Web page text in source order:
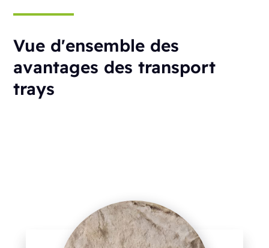
Vue d'ensemble des
avantages des transport
trays